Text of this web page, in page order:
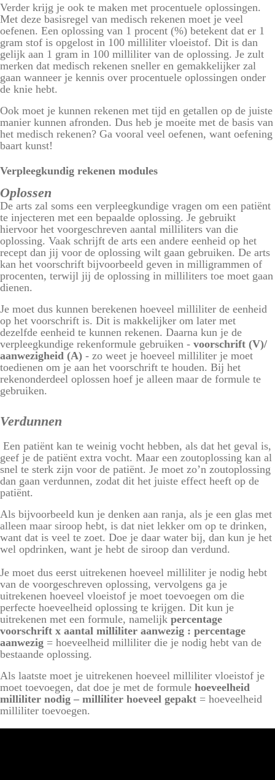
Verder krijg je ook te maken met procentuele oplossingen.
Met deze basisregel van medisch rekenen moet je veel
oefenen. Een oplossing van 1 procent (%) betekent dat er 1
gram stof is opgelost in 100 milliliter vloeistof. Dit is dan
gelijk aan 1 gram in 100 milliliter van de oplossing. Je zult
merken dat medisch rekenen sneller en gemakkelijker zal
gaan wanneer je kennis over procentuele oplossingen onder
de knie hebt.
Ook moet je kunnen rekenen met tijd en getallen op de juiste
manier kunnen afronden. Dus heb je moeite met de basis van
het medisch rekenen? Ga vooral veel oefenen, want oefening
baart kunst!
Verpleegkundig rekenen modules
Oplossen
De arts zal soms een verpleegkundige vragen om een patiënt
te injecteren met een bepaalde oplossing. Je gebruikt
hiervoor het voorgeschreven aantal milliliters van die
oplossing. Vaak schrijft de arts een andere eenheid op het
recept dan jij voor de oplossing wilt gaan gebruiken. De arts
kan het voorschrift bijvoorbeeld geven in milligrammen of
procenten, terwijl jij de oplossing in milliliters toe moet gaan
dienen.
Je moet dus kunnen berekenen hoeveel milliliter de eenheid
op het voorschrift is. Dit is makkelijker om later met
dezelfde eenheid te kunnen rekenen. Daarna kun je de
verpleegkundige rekenformule gebruiken - voorschrift (V)/
aanwezigheid (A) - zo weet je hoeveel milliliter je moet
toedienen om je aan het voorschrift te houden. Bij het
rekenonderdeel oplossen hoef je alleen maar de formule te
gebruiken.
Verdunnen
Een patiënt kan te weinig vocht hebben, als dat het geval is,
geef je de patiënt extra vocht. Maar een zoutoplossing kan al
snel te sterk zijn voor de patiënt. Je moet zo’n zoutoplossing
dan gaan verdunnen, zodat dit het juiste effect heeft op de
patiënt.
Als bijvoorbeeld kun je denken aan ranja, als je een glas met
alleen maar siroop hebt, is dat niet lekker om op te drinken,
want dat is veel te zoet. Doe je daar water bij, dan kun je het
wel opdrinken, want je hebt de siroop dan verdund.
Je moet dus eerst uitrekenen hoeveel milliliter je nodig hebt
van de voorgeschreven oplossing, vervolgens ga je
uitrekenen hoeveel vloeistof je moet toevoegen om die
perfecte hoeveelheid oplossing te krijgen. Dit kun je
uitrekenen met een formule, namelijk percentage
voorschrift x aantal milliliter aanwezig : percentage
aanwezig = hoeveelheid milliliter die je nodig hebt van de
bestaande oplossing.
Als laatste moet je uitrekenen hoeveel milliliter vloeistof je
moet toevoegen, dat doe je met de formule hoeveelheid
milliliter nodig – milliliter hoeveel gepakt = hoeveelheid
milliliter toevoegen.